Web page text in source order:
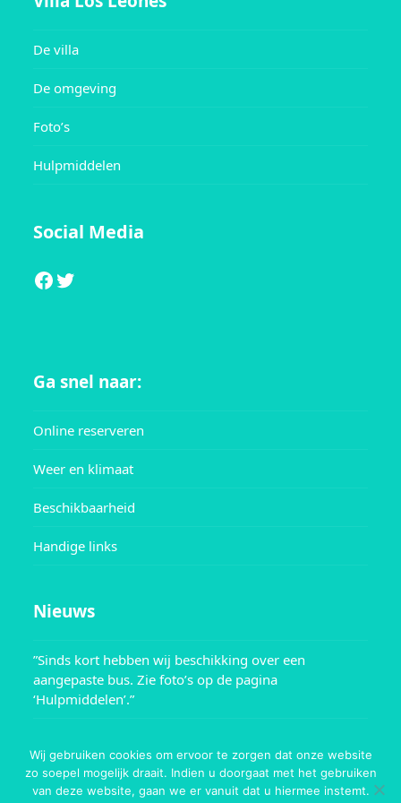
De villa
De omgeving
Foto’s
Hulpmiddelen
Social Media
Facebook
Twitter
Ga snel naar:
Online reserveren
Weer en klimaat
Beschikbaarheid
Handige links
Nieuws
”Sinds kort hebben wij beschikking over een
aangepaste bus. Zie foto’s op de pagina
‘Hulpmiddelen’.”
Wij gebruiken cookies om ervoor te zorgen dat onze website
zo soepel mogelijk draait. Indien u doorgaat met het gebruiken
van deze website, gaan we er vanuit dat u hiermee instemt.